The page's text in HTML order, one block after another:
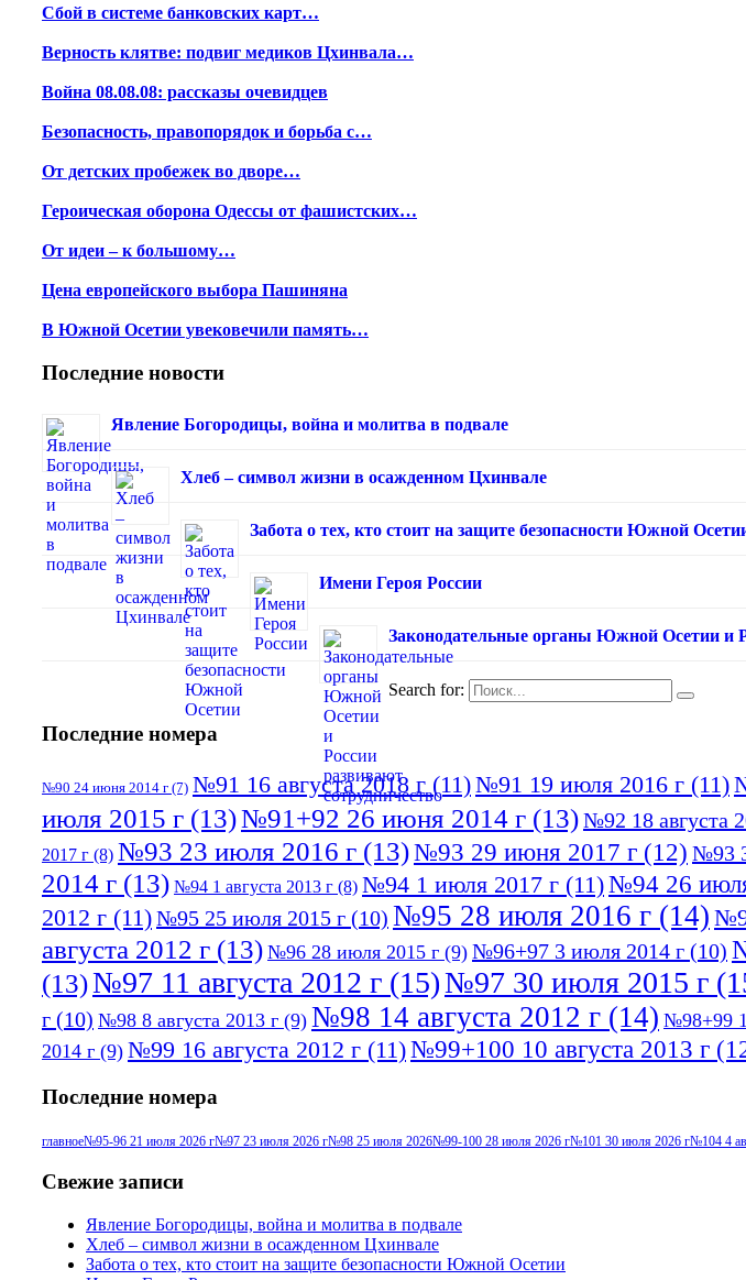
Сбой в системе банковских карт…
Верность клятве: подвиг медиков Цхинвала…
Война 08.08.08: рассказы очевидцев
Безопасность, правопорядок и борьба с…
От детских пробежек во дворе…
Героическая оборона Одессы от фашистских…
От идеи – к большому…
Цена европейского выбора Пашиняна
В Южной Осетии увековечили память…
Последние новости
Явление Богородицы, война и молитва в подвале
Хлеб – символ жизни в осажденном Цхинвале
Забота о тех, кто стоит на защите безопасности Южной
Имени Героя России
Законодательные органы Южной Осетии и
Search for:
Последние номера
№90 24 июня 2014 г (7) №91 16 августа 2018 г (11)№91 19 июля 2016 г (11)
июля 2015 г (13)№91+92 26 июня 2014 г (13)№92 18 августа
2017 г (8) №93 23 июля 2016 г (13)№93 29 июня 2017 г (12) №93
2014 г (13) №94 1 августа 2013 г (8) №94 1 июля 2017 г (11)№94 26
2012 г (11)№95 25 июля 2015 г (10) №95 28 июля 2016 г (14)
августа 2012 г (13) №96 28 июля 2015 г (9) №96+97 3 июля 2014 г (10)
(13)№97 11 августа 2012 г (15)№97 30 июля 2015 г
г (10) №98 8 августа 2013 г (9) №98 14 августа 2012 г (14) №98+99
2014 г (9) №99 16 августа 2012 г (11)№99+100 10 августа 2013 г
Последние номера
главное№95-96 21 июля 2026 г№97 23 июля 2026 г№98 25 июля 2026№99-100 28 июля 2026 г№101 30 июля 2026 г№104 4
Свежие записи
Явление Богородицы, война и молитва в подвале
Хлеб – символ жизни в осажденном Цхинвале
Забота о тех, кто стоит на защите безопасности Южной Осетии